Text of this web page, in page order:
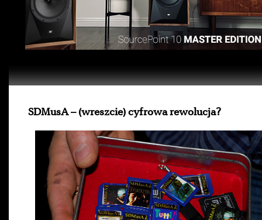
SDMusA – (wreszcie) cyfrowa rewolucja?